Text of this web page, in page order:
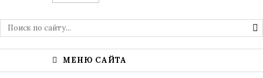
МЕНЮ САЙТА